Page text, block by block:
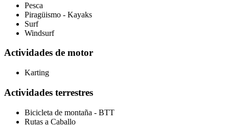
Pesca
Piragüismo - Kayaks
Surf
Windsurf
Actividades de motor
Karting
Actividades terrestres
Bicicleta de montaña - BTT
Rutas a Caballo